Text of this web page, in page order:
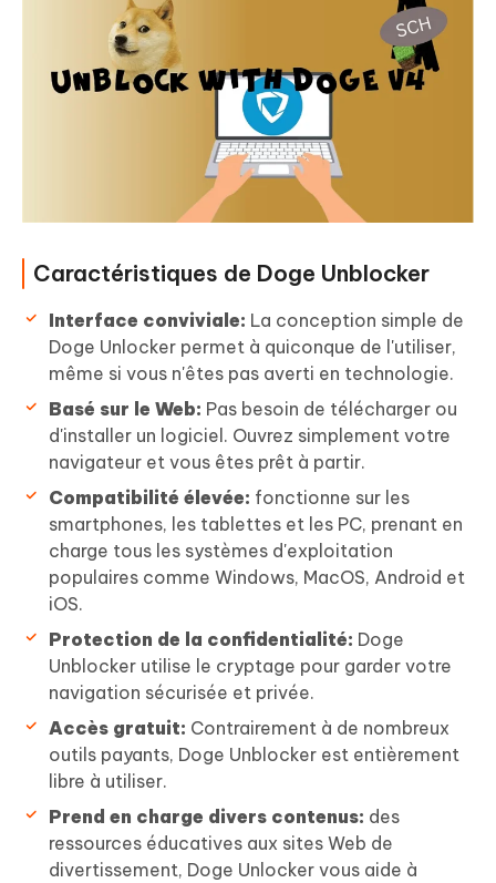
Caractéristiques de Doge Unblocker
Interface conviviale: La conception simple de
Doge Unlocker permet à quiconque de l'utiliser,
même si vous n'êtes pas averti en technologie.
Basé sur le Web: Pas besoin de télécharger ou
d'installer un logiciel. Ouvrez simplement votre
navigateur et vous êtes prêt à partir.
Compatibilité élevée: fonctionne sur les
smartphones, les tablettes et les PC, prenant en
charge tous les systèmes d'exploitation
populaires comme Windows, MacOS, Android et
iOS.
Protection de la confidentialité: Doge
Unblocker utilise le cryptage pour garder votre
navigation sécurisée et privée.
Accès gratuit: Contrairement à de nombreux
outils payants, Doge Unblocker est entièrement
libre à utiliser.
Prend en charge divers contenus: des
ressources éducatives aux sites Web de
divertissement, Doge Unlocker vous aide à